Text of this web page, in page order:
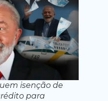
isenção de
para